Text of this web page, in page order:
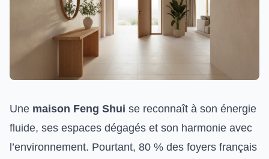
Une maison Feng Shui se reconnaît à son énergie
fluide, ses espaces dégagés et son harmonie avec
l’environnement. Pourtant, 80 % des foyers français